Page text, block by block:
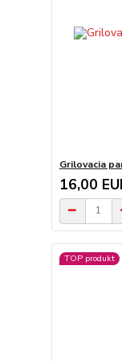
Grilovacia
16,00
TOP produkt